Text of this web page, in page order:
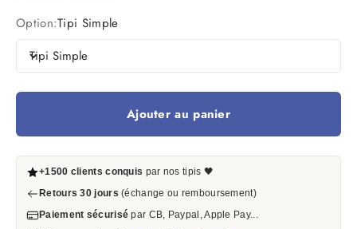
Option:Tipi Simple
Tipi Simple
Ajouter au panier
+1500 clients conquis par nos tipis 🖤
Retours 30 jours (échange ou remboursement)
Paiement sécurisé par CB, Paypal, Apple Pay...